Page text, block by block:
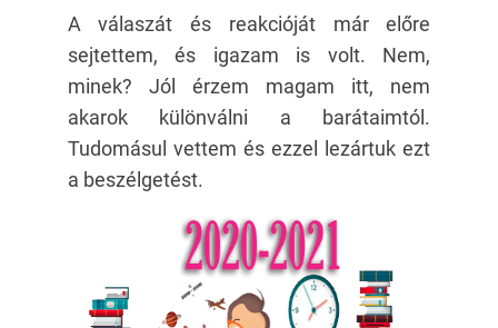
A válaszát és reakcióját már előre
sejtettem, és igazam is volt. Nem,
minek? Jól érzem magam itt, nem
akarok különválni a barátaimtól.
Tudomásul vettem és ezzel lezártuk ezt
a beszélgetést.